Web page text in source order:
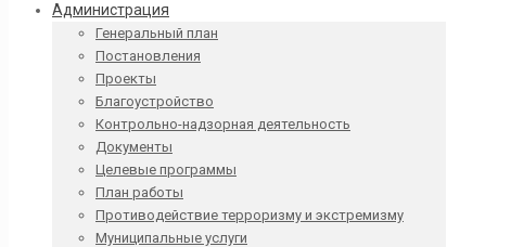
Администрация
Генеральный план
Постановления
Проекты
Благоустройство
Контрольно-надзорная деятельность
Документы
Целевые программы
План работы
Противодействие терроризму и экстремизму
Муниципальные услуги